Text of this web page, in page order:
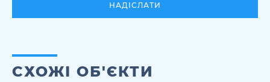
НАДІСЛАТИ
СХОЖІ ОБ'ЄКТИ